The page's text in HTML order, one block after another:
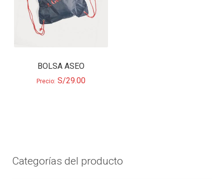
BOLSA ASEO
Precio: S/29.00
Categorías del producto